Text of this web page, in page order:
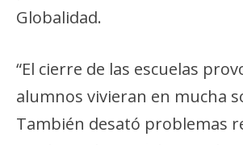
Globalidad.
“El cierre de las escuelas
alumnos vivieran en mucha
También desató problemas